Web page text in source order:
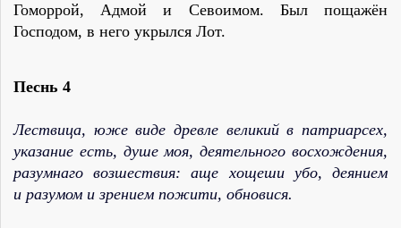
Гоморрой, Адмой и Севоимом. Был пощажён
Господом, в него укрылся Лот.
Песнь 4
Лествица, юже виде древле великий в патриарсех,
указание есть, душе моя, деятельного восхождения,
разумнаго возшествия: аще хощеши убо, деянием
и разумом и зрением пожити, обновися.